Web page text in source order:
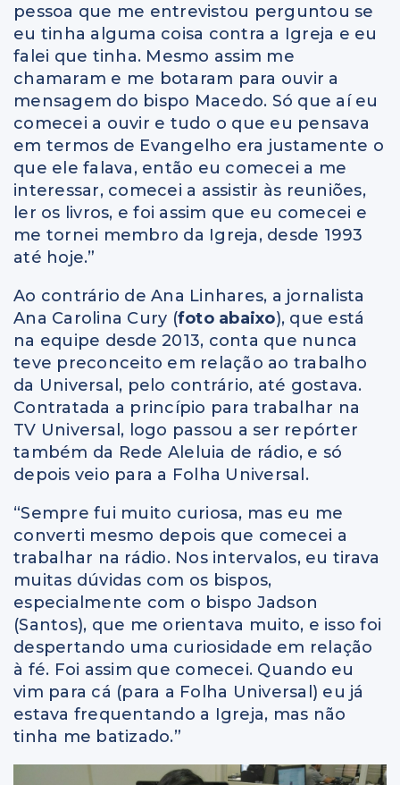
pessoa que me entrevistou perguntou se
eu tinha alguma coisa contra a Igreja e eu
falei que tinha. Mesmo assim me
chamaram e me botaram para ouvir a
mensagem do bispo Macedo. Só que aí eu
comecei a ouvir e tudo o que eu pensava
em termos de Evangelho era justamente o
que ele falava, então eu comecei a me
interessar, comecei a assistir às reuniões,
ler os livros, e foi assim que eu comecei e
me tornei membro da Igreja, desde 1993
até hoje.”
Ao contrário de Ana Linhares, a jornalista
Ana Carolina Cury (foto abaixo), que está
na equipe desde 2013, conta que nunca
teve preconceito em relação ao trabalho
da Universal, pelo contrário, até gostava.
Contratada a princípio para trabalhar na
TV Universal, logo passou a ser repórter
também da Rede Aleluia de rádio, e só
depois veio para a Folha Universal.
“Sempre fui muito curiosa, mas eu me
converti mesmo depois que comecei a
trabalhar na rádio. Nos intervalos, eu tirava
muitas dúvidas com os bispos,
especialmente com o bispo Jadson
(Santos), que me orientava muito, e isso foi
despertando uma curiosidade em relação
à fé. Foi assim que comecei. Quando eu
vim para cá (para a Folha Universal) eu já
estava frequentando a Igreja, mas não
tinha me batizado.”